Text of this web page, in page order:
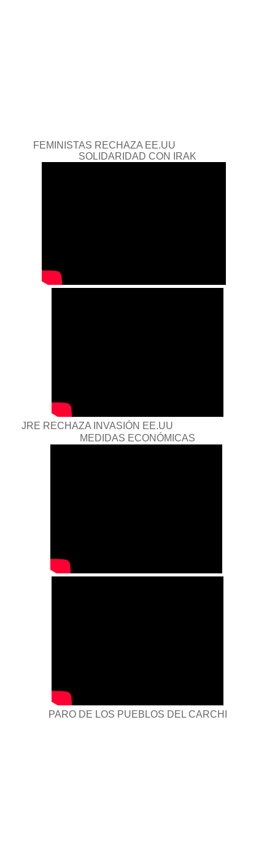
FEMINISTAS RECHAZA EE.UU
SOLIDARIDAD CON IRAK
JRE RECHAZA INVASIÓN EE.UU
MEDIDAS ECONÓMICAS
PARO DE LOS PUEBLOS DEL CARCHI